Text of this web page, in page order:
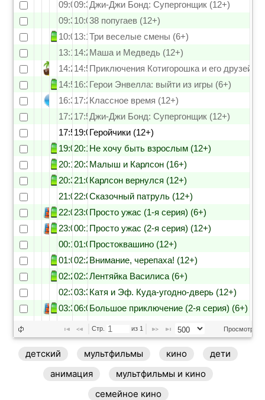
09:0009:30Джи-Джи Бонд: Супергонщик (12+)
09:3010:0038 попугаев (12+)
10:0013:15Три веселые смены (6+)
13:1514:25Маша и Медведь (12+)
14:2514:50Приключения Котигорошка и его друзей
14:5016:30Герои Энвелла: выйти из игры (6+)
16:3017:25Классное время (12+)
17:2517:50Джи-Джи Бонд: Супергонщик (12+)
17:5019:00Геройчики (12+)
19:0020:15Не хочу быть взрослым (12+)
20:1520:35Малыш и Карлсон (16+)
20:3521:00Карлсон вернулся (12+)
21:0022:00Сказочный патруль (12+)
22:0023:05Просто ужас (1-я серия) (6+)
23:0500:10Просто ужас (2-я серия) (12+)
00:1001:00Простоквашино (12+)
01:0002:20Внимание, черепаха! (12+)
02:2002:35Лентяйка Василиса (6+)
02:3503:30Катя и Эф. Куда-угодно-дверь (12+)
03:3006:00Большое приключение (2-я серия) (6+)
07:00Смешарики (12+)
07:0007:45Буба (12+)
07:45 08:00Буква в деле (12+)
Стр. из 1 Просмотр 1 -
детский мультфильмы кино
дети
анимация
мультфильмы и кино
семейное кино